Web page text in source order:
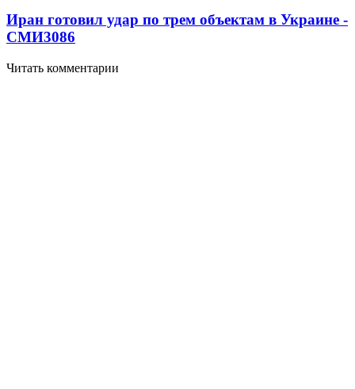
Иран готовил удар по трем объектам в Украине -
СМИ3086
Читать комментарии